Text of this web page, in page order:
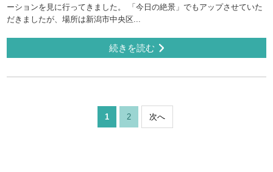
ーションを見に行ってきました。 「今日の絶景」でもアップさせていた
だきましたが、場所は新潟市中央区...
続きを読む
1 2 次へ